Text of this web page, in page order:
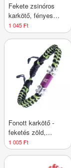
Fekete zsinóros
karkötő, fényes
medál - "Love"
felirat arany
1 045 Ft
Fonott karkötő -
feketés zöld,
virágok és henger
keresztekkel
1 005 Ft